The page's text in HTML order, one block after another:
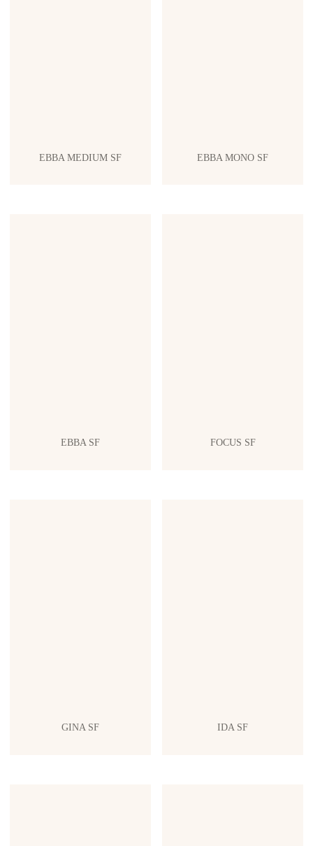
EBBA MEDIUM SF EBBA MONO SF
EBBA SF FOCUS SF
GINA SF IDA SF